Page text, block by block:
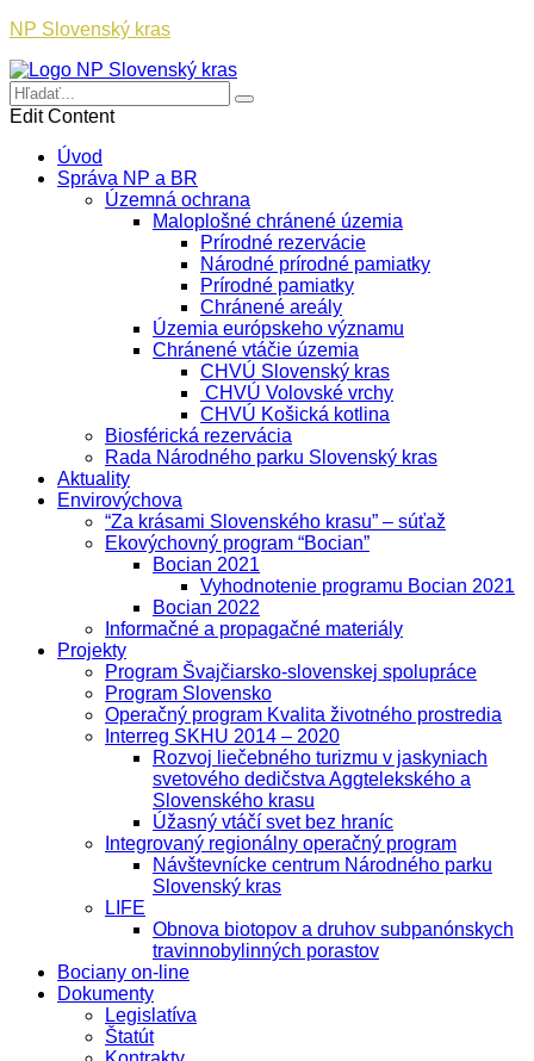
NP Slovenský kras
Edit Content
Úvod
Správa NP a BR
Územná ochrana
Maloplošné chránené územia
Prírodné rezervácie
Národné prírodné pamiatky
Prírodné pamiatky
Chránené areály
Územia európskeho významu
Chránené vtáčie územia
CHVÚ Slovenský kras
CHVÚ Volovské vrchy
CHVÚ Košická kotlina
Biosférická rezervácia
Rada Národného parku Slovenský kras
Aktuality
Envirovýchova
“Za krásami Slovenského krasu” – súťaž
Ekovýchovný program “Bocian”
Bocian 2021
Vyhodnotenie programu Bocian 2021
Bocian 2022
Informačné a propagačné materiály
Projekty
Program Švajčiarsko-slovenskej spolupráce
Program Slovensko
Operačný program Kvalita životného prostredia
Interreg SKHU 2014 – 2020
Rozvoj liečebného turizmu v jaskyniach
svetového dedičstva Aggtelekského a
Slovenského krasu
Úžasný vtáčí svet bez hraníc
Integrovaný regionálny operačný program
Návštevnícke centrum Národného parku
Slovenský kras
LIFE
Obnova biotopov a druhov subpanónskych
travinnobylinných porastov
Bociany on-line
Dokumenty
Legislatíva
Štatút